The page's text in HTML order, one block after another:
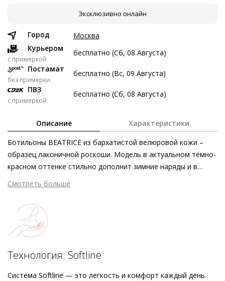
20 авг
3 сен
Без переплат
Долями
Разделите стоимость покупки
Заплатите сейчас только часть, а оставшееся будем
Затем по 3 922 ₽ раз в 2 недели
Подробнее о сервисе можно узнать на
Эксклюзивно онлайн
Город
Москва
Курьером
c примеркой
бесплатно (Сб, 08 Августа)
Постамат
без примерки
бесплатно (Вс, 09 Августа)
ПВЗ
с примеркой
бесплатно (Сб, 08 Августа)
Описание Характеристики
Ботильоны BEATRICE из бархатистой велюровой кожи –
образец лаконичной роскоши. Модель в актуальном тёмно-
красном оттенке стильно дополнит зимние наряды и в
кратчайшие сроки станет незаменимым аксессуаром вашей
повседневности. Молния с внутренней стороны облегчает
повседневное использование, о дополнительном комфорте
заботятся кожаная подкладка и блочный каблук. Ещё один
аргумент в пользу этого универсального аксессуара:
ботильоны произведены Högl в Европе из этичных и
экологически безопасных материалов.
Смотреть больше
Технология: Softline
Система Softline — это легкость и комфорт каждый день.